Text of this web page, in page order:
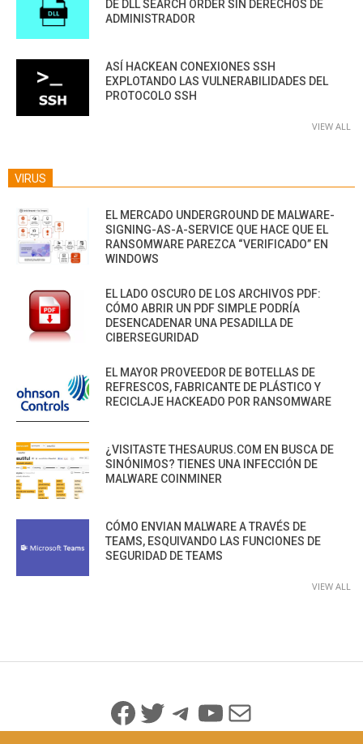
DE DLL SEARCH ORDER SIN DERECHOS DE
ADMINISTRADOR
ASÍ HACKEAN CONEXIONES SSH
EXPLOTANDO LAS VULNERABILIDADES DEL
PROTOCOLO SSH
VIEW ALL
VIRUS
EL MERCADO UNDERGROUND DE MALWARE-
SIGNING-AS-A-SERVICE QUE HACE QUE EL
RANSOMWARE PAREZCA “VERIFICADO” EN
WINDOWS
EL LADO OSCURO DE LOS ARCHIVOS PDF:
CÓMO ABRIR UN PDF SIMPLE PODRÍA
DESENCADENAR UNA PESADILLA DE
CIBERSEGURIDAD
EL MAYOR PROVEEDOR DE BOTELLAS DE
REFRESCOS, FABRICANTE DE PLÁSTICO Y
RECICLAJE HACKEADO POR RANSOMWARE
¿VISITASTE THESAURUS.COM EN BUSCA DE
SINÓNIMOS? TIENES UNA INFECCIÓN DE
MALWARE COINMINER
CÓMO ENVIAN MALWARE A TRAVÉS DE
TEAMS, ESQUIVANDO LAS FUNCIONES DE
SEGURIDAD DE TEAMS
VIEW ALL
Facebook
Twitter
Telegram
YouTube
Mail